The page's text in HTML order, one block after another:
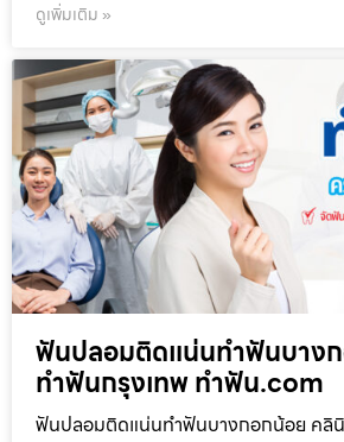
ดูเพิ่มเติม »
ฟันปลอมติดแน่นทำฟันบาง
ทำฟันกรุงเทพ ทำฟัน.com
ฟันปลอมติดแน่นทำฟันบางกอกน้อย คลิ